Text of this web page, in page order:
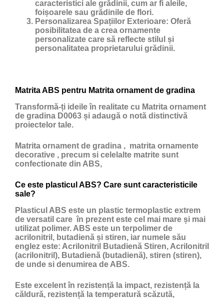
caracteristici ale grădinii, cum ar fi aleile,
foișoarele sau grădinile de flori.
Personalizarea Spațiilor Exterioare: Oferă
posibilitatea de a crea ornamente
personalizate care să reflecte stilul și
personalitatea proprietarului grădinii.
Matrita ABS pentru Matrita ornament de gradina
Transformă-ți ideile în realitate cu Matrita ornament
de gradina D0063 și adaugă o notă distinctivă
proiectelor tale.
Matrita ornament de gradina , matrita ornamente
decorative , precum si celelalte matrite sunt
confectionate din ABS,
Ce este plasticul ABS? Care sunt caracteristicile
sale?
Plasticul ABS este un plastic termoplastic extrem
de versatil care în prezent este cel mai mare și mai
utilizat polimer. ABS este un terpolimer de
acrilonitril, butadienă și stiren, iar numele său
englez este: Acrilonitril Butadienă Stiren, Acrilonitril
(acrilonitril), Butadienă (butadienă), stiren (stiren),
de unde si denumirea de ABS.
Este excelent în rezistență la impact, rezistență la
căldură, rezistență la temperatură scăzută,